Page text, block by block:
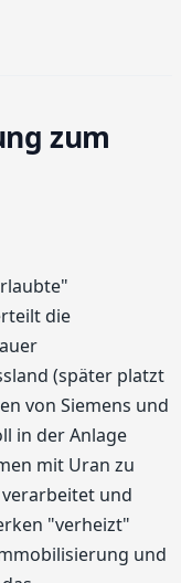
zum
die
(später platzt
von Siemens und
in der Anlage
mit Uran zu
und
"verheizt"
und